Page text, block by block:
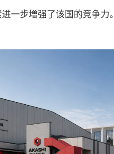
一步增强了该国的竞争力。